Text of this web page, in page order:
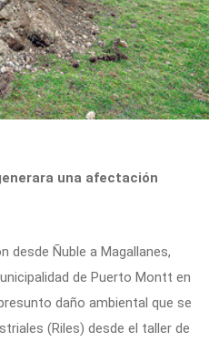
una afectación
desde Ñuble a Magallanes,
de Puerto Montt en
daño ambiental que se
(Riles) desde el taller de